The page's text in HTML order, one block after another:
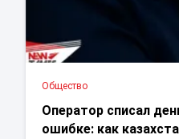
Общество
Оператор списал
ошибке: как